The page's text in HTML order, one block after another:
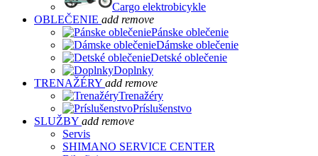
Cargo elektrobicykle
OBLEČENIE add remove
Pánske oblečenie
Dámske oblečenie
Detské oblečenie
Doplnky
TRENAŽÉRY add remove
Trenažéry
Príslušenstvo
SLUŽBY add remove
Servis
SHIMANO SERVICE CENTER